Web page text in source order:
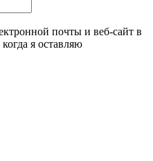
почты и веб-сайт в
я оставляю